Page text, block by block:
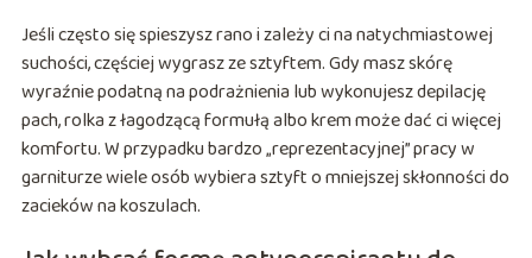
Jeśli często się spieszysz rano i zależy ci na natychmiastowej
suchości, częściej wygrasz ze sztyftem. Gdy masz skórę
wyraźnie podatną na podrażnienia lub wykonujesz depilację
pach, rolka z łagodzącą formułą albo krem może dać ci więcej
komfortu. W przypadku bardzo „reprezentacyjnej” pracy w
garniturze wiele osób wybiera sztyft o mniejszej skłonności do
zacieków na koszulach.